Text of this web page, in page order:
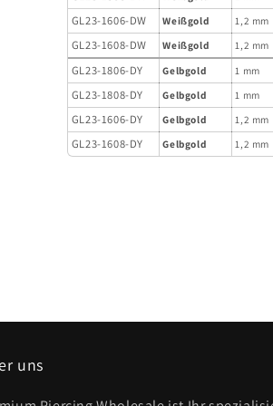
GL23-1606-DW Weißgold 1,2 mm
GL23-1608-DW Weißgold 1,2 mm
GL23-1806-DY Gelbgold 1 mm
GL23-1808-DY Gelbgold 1 mm
GL23-1606-DY Gelbgold 1,2 mm
GL23-1608-DY Gelbgold 1,2 mm
uns